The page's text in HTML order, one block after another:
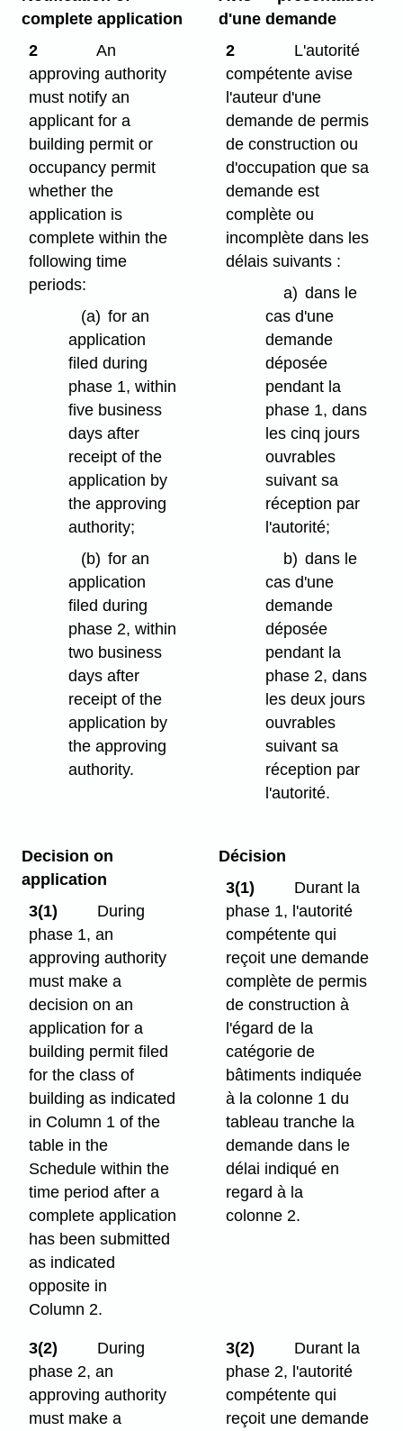
complete application
2
An
approving authority
must notify an
applicant for a
building permit or
occupancy permit
whether the
application is
complete within the
following time
periods:
(a) for an
application
filed during
phase 1, within
five business
days after
receipt of the
application by
the approving
authority;
(b) for an
application
filed during
phase 2, within
two business
days after
receipt of the
application by
the approving
authority.
d'une demande
2
L'autorité
compétente avise
l'auteur d'une
demande de permis
de construction ou
d'occupation que sa
demande est
complète ou
incomplète dans les
délais suivants :
a) dans le
cas d'une
demande
déposée
pendant la
phase 1, dans
les cinq jours
ouvrables
suivant sa
réception par
l'autorité;
b) dans le
cas d'une
demande
déposée
pendant la
phase 2, dans
les deux jours
ouvrables
suivant sa
réception par
l'autorité.
Decision on
application
3(1)
During
phase 1, an
approving authority
must make a
decision on an
application for a
building permit filed
for the class of
building as indicated
in Column 1 of the
table in the
Schedule within the
time period after a
complete application
has been submitted
as indicated
opposite in
Column 2.
Décision
3(1)
Durant la
phase 1, l'autorité
compétente qui
reçoit une demande
complète de permis
de construction à
l'égard de la
catégorie de
bâtiments indiquée
à la colonne 1 du
tableau tranche la
demande dans le
délai indiqué en
regard à la
colonne 2.
3(2)
During
phase 2, an
approving authority
must make a
3(2)
Durant la
phase 2, l'autorité
compétente qui
reçoit une demande